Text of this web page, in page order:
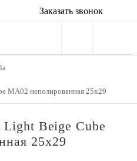
Заказать звонок
MA02 неполированная 25x29
Beige Cube
25x29